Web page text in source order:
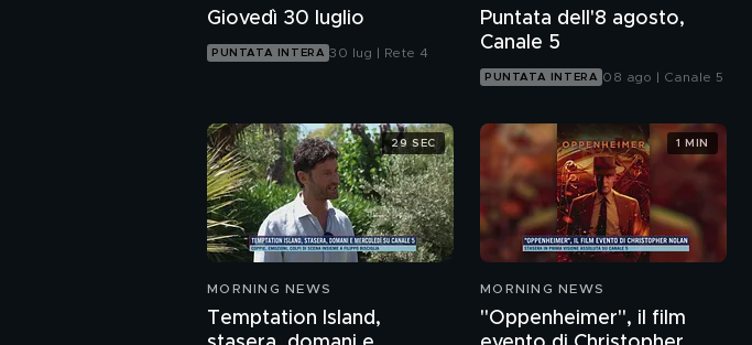
Giovedì 30 luglio
PUNTATA INTERA 30 lug | Rete 4
Puntata dell'8 agosto,
Canale 5
PUNTATA INTERA 08 ago | Canale 5
MORNING NEWS
Temptation Island,
29 SEC
MORNING NEWS
"Oppenheimer", il film
1 MIN